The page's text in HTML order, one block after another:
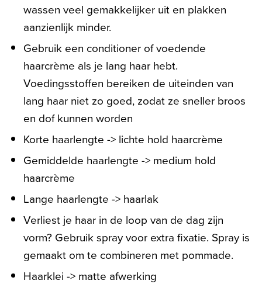
wassen veel gemakkelijker uit en plakken
aanzienlijk minder.
Gebruik een conditioner of voedende
haarcrème als je lang haar hebt.
Voedingsstoffen bereiken de uiteinden van
lang haar niet zo goed, zodat ze sneller broos
en dof kunnen worden
Korte haarlengte -> lichte hold haarcrème
Gemiddelde haarlengte -> medium hold
haarcrème
Lange haarlengte -> haarlak
Verliest je haar in de loop van de dag zijn
vorm? Gebruik spray voor extra fixatie. Spray is
gemaakt om te combineren met pommade.
Haarklei -> matte afwerking